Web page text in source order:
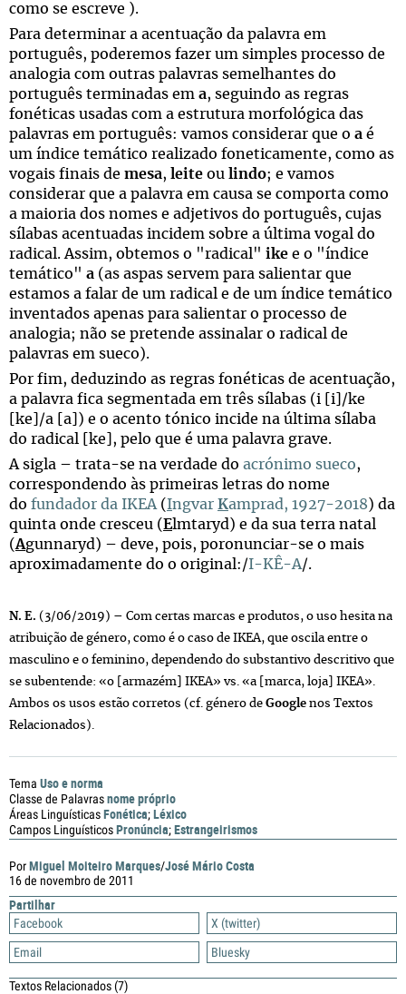
PorMiguel Moiteiro Marques/José Mário Costa
16 de novembro de 2011
Partilhar
Facebook
X (twitter)
Email
Bluesky
Textos Relacionados(7)
como se escreve ).
Para determinar a acentuação da palavra em
português, poderemos fazer um simples processo de
analogia com outras palavras semelhantes do
português terminadas em a, seguindo as regras
fonéticas usadas com a estrutura morfológica das
palavras em português: vamos considerar que o a é
um índice temático realizado foneticamente, como as
vogais finais de mesa, leite ou lindo; e vamos
considerar que a palavra em causa se comporta como
a maioria dos nomes e adjetivos do português, cujas
sílabas acentuadas incidem sobre a última vogal do
radical. Assim, obtemos o "radical" ike e o "índice
temático" a (as aspas servem para salientar que
estamos a falar de um radical e de um índice temático
inventados apenas para salientar o processo de
analogia; não se pretende assinalar o radical de
palavras em sueco).
Por fim, deduzindo as regras fonéticas de acentuação,
a palavra fica segmentada em três sílabas (i [i]/ke
[ke]/a [a]) e o acento tónico incide na última sílaba
do radical [ke], pelo que é uma palavra grave.
A sigla – trata-se na verdade do acrónimo sueco,
correspondendo às primeiras letras do nome
do fundador da IKEA ( ngvar Kamprad, 1927-2018) da
quinta onde cresceu ( Elmtaryd) e da sua terra natal
(Agunnaryd) – deve, pois, poronunciar-se o mais
aproximadamente do o original:/ I-KÊ-A/.
N. E. (3/06/2019) – Com certas marcas e produtos, o uso hesita na
atribuição de género, como é o caso de IKEA, que oscila entre o
masculino e o feminino, dependendo do substantivo descritivo que
se subentende: «o [armazém] IKEA» vs. «a [marca, loja] IKEA».
Ambos os usos estão corretos (cf. género de Google nos Textos
Relacionados).
Tema Uso e norma
Classe de Palavrasnome próprio
Áreas LinguísticasFonética;Léxico
Campos LinguísticosPronúncia;Estrangeirismos